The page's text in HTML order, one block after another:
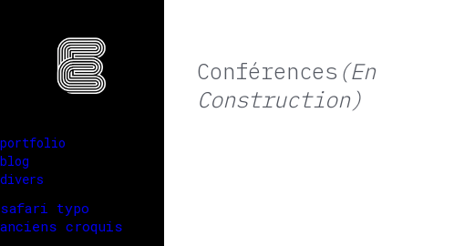
portfolio
blog
divers
safari typo
anciens croquis
Conférences (en
Construction)